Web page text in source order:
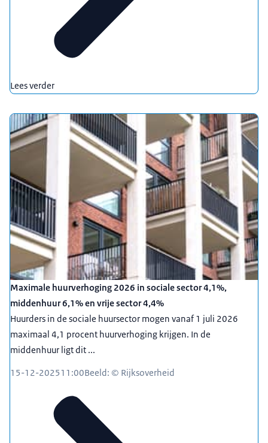
Lees verder
Maximale huurverhoging 2026 in sociale sector 4,1%,
middenhuur 6,1% en vrije sector 4,4%
Huurders in de sociale huursector mogen vanaf 1 juli 2026
maximaal 4,1 procent huurverhoging krijgen. In de
middenhuur ligt dit ...
15-12-202511:00Beeld: © Rijksoverheid